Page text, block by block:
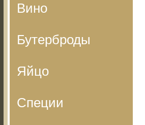
Вино
Бутерброды
Яйцо
Специи